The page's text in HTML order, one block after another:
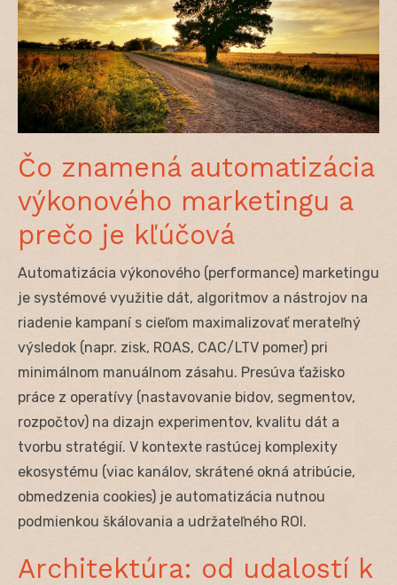
Čo znamená automatizácia
výkonového marketingu a
prečo je kľúčová
Automatizácia výkonového (performance) marketingu
je systémové využitie dát, algoritmov a nástrojov na
riadenie kampaní s cieľom maximalizovať merateľný
výsledok (napr. zisk, ROAS, CAC/LTV pomer) pri
minimálnom manuálnom zásahu. Presúva ťažisko
práce z operatívy (nastavovanie bidov, segmentov,
rozpočtov) na dizajn experimentov, kvalitu dát a
tvorbu stratégií. V kontexte rastúcej komplexity
ekosystému (viac kanálov, skrátené okná atribúcie,
obmedzenia cookies) je automatizácia nutnou
podmienkou škálovania a udržateľného ROI.
Architektúra: od udalostí k